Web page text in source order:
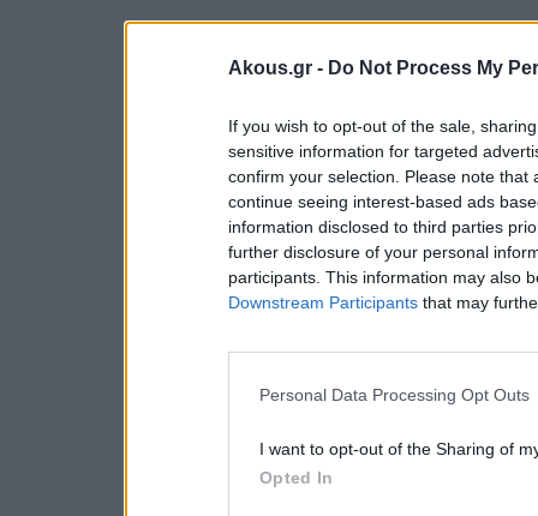
Akous.gr - Do Not Process My
If you wish to opt-out of the sale,
sensitive information for targeted
confirm your selection. Please note
continue seeing interest-based ads
information disclosed to third parties
further disclosure of your personal
participants. This information may also
Downstream Participants that may
Personal Data Processing Opt Outs
I want to opt-out of the Sharing of
Opted In